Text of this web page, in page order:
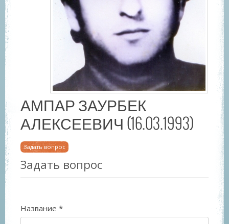
АМПАР ЗАУРБЕК
АЛЕКСЕЕВИЧ (16.03.1993)
Задать вопрос
Задать вопрос
Название *